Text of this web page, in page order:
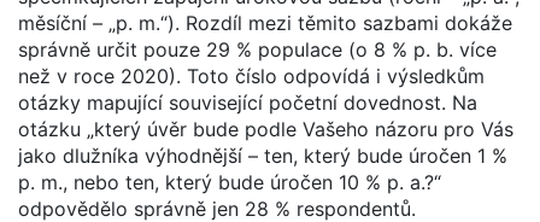
měsíční – „p. m.“). Rozdíl mezi těmito sazbami dokáže
správně určit pouze 29 % populace (o 8 % p. b. více
než v roce 2020). Toto číslo odpovídá i výsledkům
otázky mapující související početní dovednost. Na
otázku „který úvěr bude podle Vašeho názoru pro Vás
jako dlužníka výhodnější – ten, který bude úročen 1 %
p. m., nebo ten, který bude úročen 10 % p. a.?“
odpovědělo správně jen 28 % respondentů.